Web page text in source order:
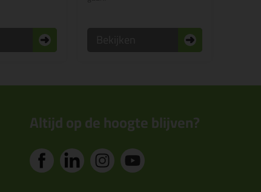
Altijd op de hoogte blijven?